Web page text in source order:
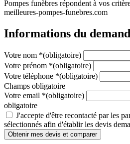
Pompes funèbres répondent à vos
meilleures-pompes-funebres.com
Informations du
Votre nom *(obligatoire)
Votre prénom *(obligatoire)
Votre téléphone *(obligatoire)
Champs obligatoire
Votre email *(obligatoire)
obligatoire
J'accepte d'être recontacté par les
sélectionnés afin d'établir les devis